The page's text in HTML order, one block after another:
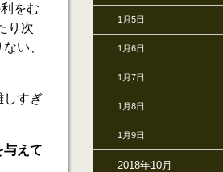
をむ
り次
い、
しすぎ
与えて
1月5日
1月6日
1月7日
1月8日
1月9日
2018年10月